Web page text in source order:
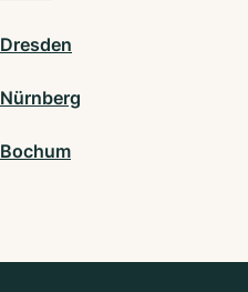
Dresden
Nürnberg
Bochum